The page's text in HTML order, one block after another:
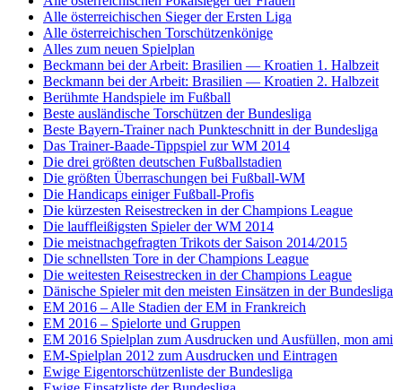
Alle österreichischen Sieger der Ersten Liga
Alle österreichischen Torschützenkönige
Alles zum neuen Spielplan
Beckmann bei der Arbeit: Brasilien — Kroatien 1. Halbzeit
Beckmann bei der Arbeit: Brasilien — Kroatien 2. Halbzeit
Berühmte Handspiele im Fußball
Beste ausländische Torschützen der Bundesliga
Beste Bayern-Trainer nach Punkteschnitt in der Bundesliga
Das Trainer-Baade-Tippspiel zur WM 2014
Die drei größten deutschen Fußballstadien
Die größten Überraschungen bei Fußball-WM
Die Handicaps einiger Fußball-Profis
Die kürzesten Reisestrecken in der Champions League
Die lauffleißigsten Spieler der WM 2014
Die meistnachgefragten Trikots der Saison 2014/2015
Die schnellsten Tore in der Champions League
Die weitesten Reisestrecken in der Champions League
Dänische Spieler mit den meisten Einsätzen in der Bundesliga
EM 2016 – Alle Stadien der EM in Frankreich
EM 2016 – Spielorte und Gruppen
EM 2016 Spielplan zum Ausdrucken und Ausfüllen, mon ami
EM-Spielplan 2012 zum Ausdrucken und Eintragen
Ewige Eigentorschützenliste der Bundesliga